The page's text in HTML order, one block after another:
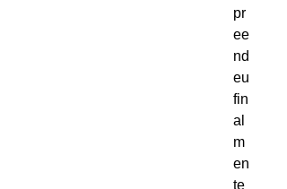
pr
ee
nd
eu
fin
al
m
en
te